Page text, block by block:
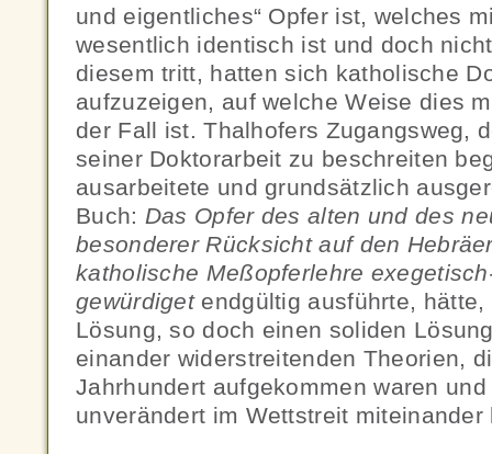
und eigentliches“ Opfer ist, welches
wesentlich identisch ist und doch
diesem tritt, hatten sich katholische
aufzuzeigen, auf welche Weise dies
der Fall ist. Thalhofers Zugangsweg,
seiner Doktorarbeit zu beschreiten
ausarbeitete und grundsätzlich
Buch: Das Opfer des alten und des
besonderer Rücksicht auf den
katholische Meßopferlehre
gewürdigetendgültig ausführte, hätte,
Lösung, so doch einen soliden
einander widerstreitenden Theorien,
Jahrhundert aufgekommen waren
unverändert im Wettstreit